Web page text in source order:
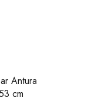
Antura
cm